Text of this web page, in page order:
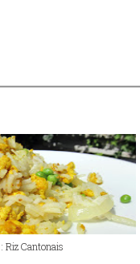
Riz Cantonais